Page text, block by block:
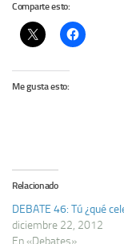
Comparte esto:
Me gusta esto:
Relacionado
DEBATE 46: Tú ¿qué
diciembre 22, 2012
En «Debates»